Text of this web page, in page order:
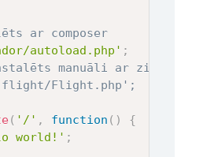
ar composer
autoload.php' ;
manuāli ar zip failu
Flight.php';
( '/' , function ( )
{
world!' ;